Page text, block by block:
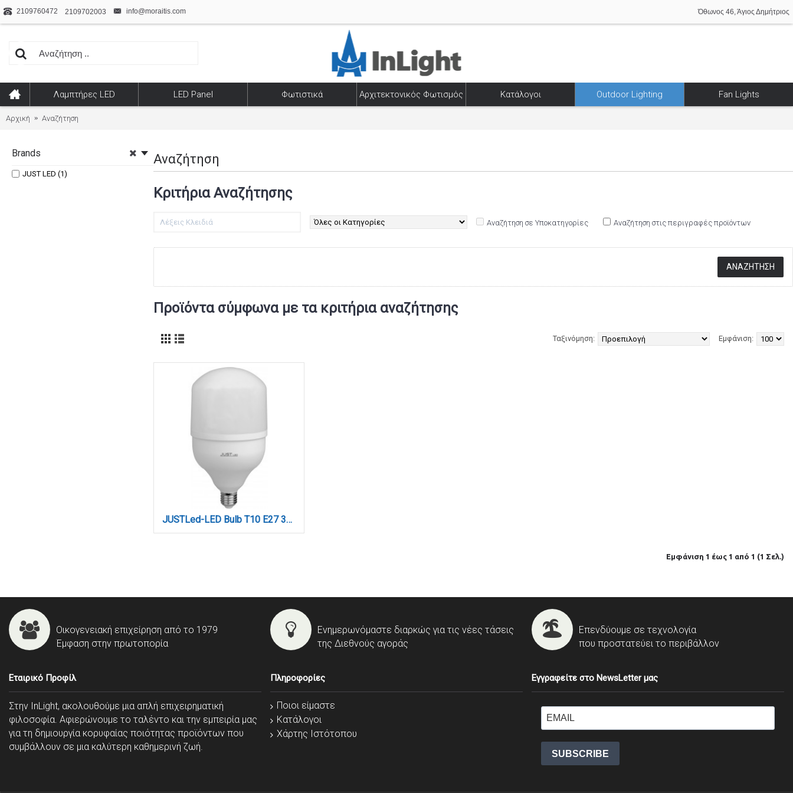
2109760472 2109702003 info@moraitis.com Όθωνος 46, Άγιος Δημήτριος
Λαμπτήρες LED LED Panel Φωτιστικά Αρχιτεκτονικός Φωτισμός Κατάλογοι Outdoor Lighting Fan Lights
Αρχική Αναζήτηση
Brands
JUST LED (1)
Αναζήτηση
Κριτήρια Αναζήτησης
Αναζήτηση σε Υποκατηγορίες Αναζήτηση στις περιγραφές προϊόντων
Προϊόντα σύμφωνα με τα κριτήρια αναζήτησης
Εμφάνιση:
Ταξινόμηση:
JUSTLed-LED Bulb T10 E27 30W 3000K Φυσικό (B271030012)
Εμφάνιση 1 έως 1 από 1 (1 Σελ.)
Οικογενειακή επιχείρηση από το 1979
Έμφαση στην πρωτοπορία
Ενημερωνόμαστε διαρκώς για τις νέες τάσεις
της Διεθνούς αγοράς
Επενδύουμε σε τεχνολογία
που προστατεύει το περιβάλλον
Εταιρικό Προφίλ
Στην InLight, ακολουθούμε μια απλή επιχειρηματική
φιλοσοφία. Αφιερώνουμε το ταλέντο και την εμπειρία μας
για τη δημιουργία κορυφαίας ποιότητας προϊόντων που
συμβάλλουν σε μια καλύτερη καθημερινή ζωή.
Πληροφορίες
Ποιοι είμαστε
Κατάλογοι
Χάρτης Ιστότοπου
Εγγραφείτε στο NewsLetter μας
SUBSCRIBE